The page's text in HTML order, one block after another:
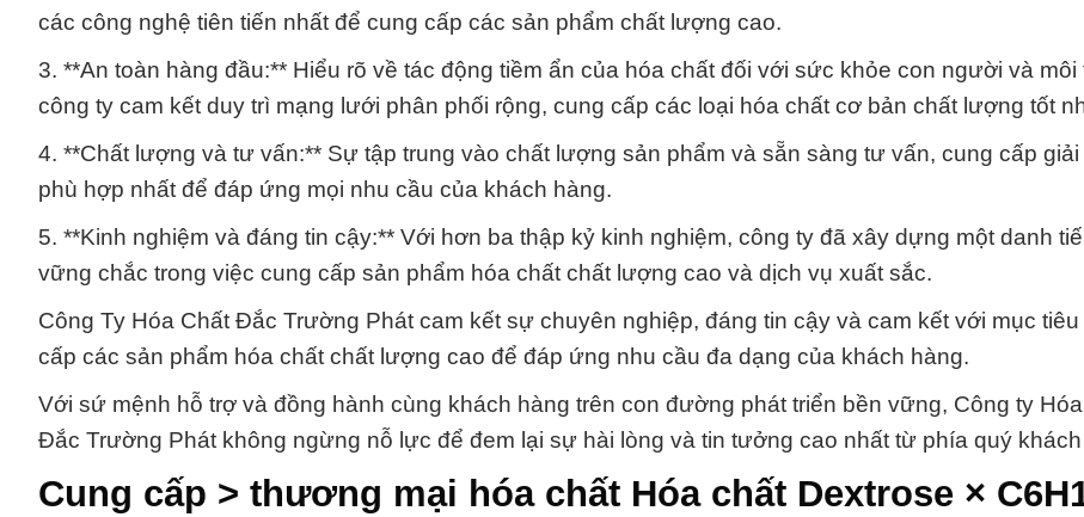
các công nghệ tiên tiến nhất để cung cấp các sản phẩm chất lượng cao.
3. **An toàn hàng đầu:** Hiểu rõ về tác động tiềm ẩn của hóa chất đối với sức khỏe con người và môi
công ty cam kết duy trì mạng lưới phân phối rộng, cung cấp các loại hóa chất cơ bản chất lượng tốt
4. **Chất lượng và tư vấn:** Sự tập trung vào chất lượng sản phẩm và sẵn sàng tư vấn, cung cấp giải
phù hợp nhất để đáp ứng mọi nhu cầu của khách hàng.
5. **Kinh nghiệm và đáng tin cậy:** Với hơn ba thập kỷ kinh nghiệm, công ty đã xây dựng một danh
vững chắc trong việc cung cấp sản phẩm hóa chất chất lượng cao và dịch vụ xuất sắc.
Công Ty Hóa Chất Đắc Trường Phát cam kết sự chuyên nghiệp, đáng tin cậy và cam kết với mục tiêu
cấp các sản phẩm hóa chất chất lượng cao để đáp ứng nhu cầu đa dạng của khách hàng.
Với sứ mệnh hỗ trợ và đồng hành cùng khách hàng trên con đường phát triển bền vững, Công ty
Đắc Trường Phát không ngừng nỗ lực để đem lại sự hài lòng và tin tưởng cao nhất từ phía quý
Cung cấp > thương mại hóa chất Hóa chất Dextrose ×